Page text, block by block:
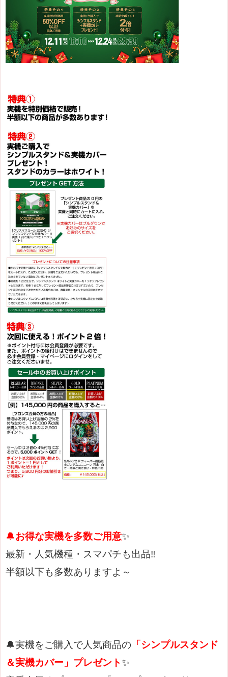
🔔お得な実機を多数ご用意✨
最新・人気機種・スマパチも出品‼
半額以下も多数ありますよ～
🔔実機をご購入で人気商品の 「シンプルスタンド
＆実機カバー」プレゼント✨